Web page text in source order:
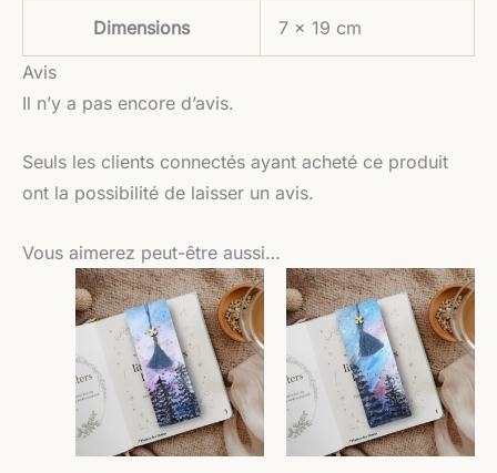
Dimensions
7 × 19 cm
Avis
Il n’y a pas encore d’avis.
Seuls les clients connectés ayant acheté ce produit
ont la possibilité de laisser un avis.
Vous aimerez peut-être aussi…